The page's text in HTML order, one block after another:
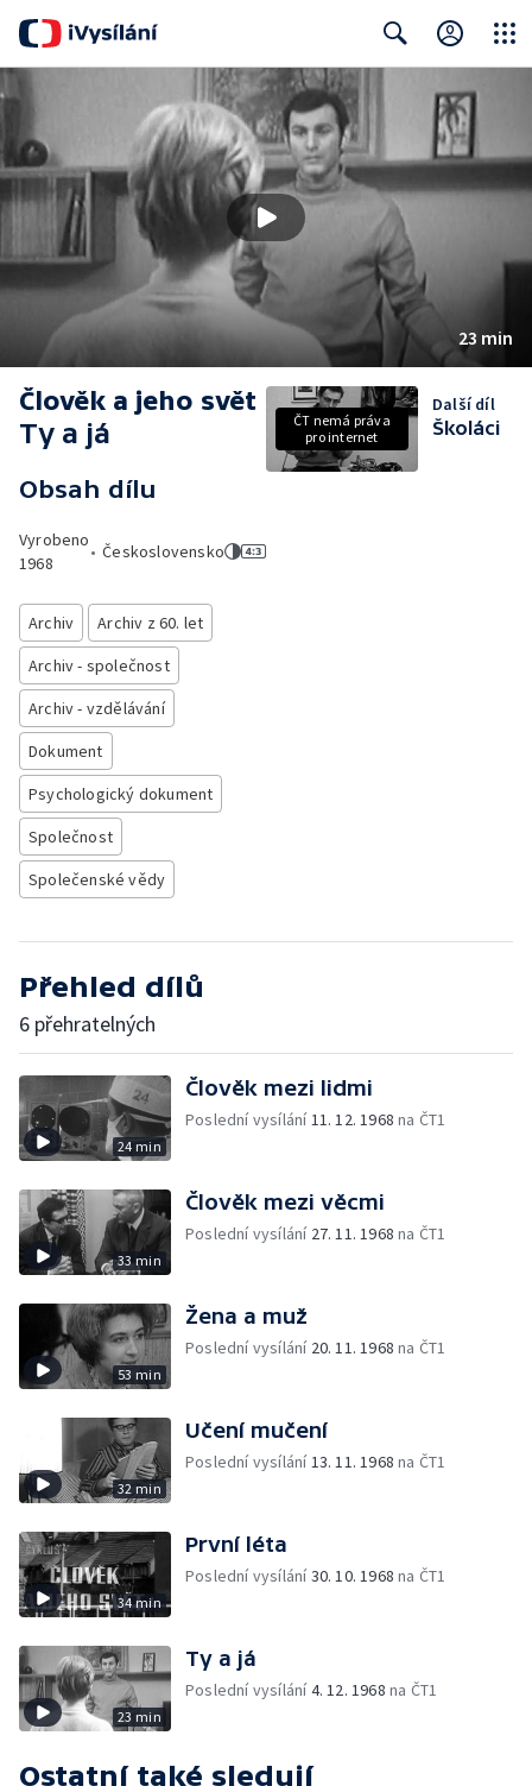
23 min
Člověk a jeho svět
Ty a já
Obsah dílu
Vyrobeno
1968
• Československo
Archiv
Archiv z 60. let
Archiv - společnost
Archiv - vzdělávání
Dokument
Psychologický dokument
Společnost
Společenské vědy
ČT nemá práva
pro internet
Další díl
Školáci
Přehled dílů
6 přehratelných
24 min
Člověk mezi lidmi
Poslední vysílání11. 12. 1968 na ČT1
33 min
Člověk mezi věcmi
Poslední vysílání 27. 11. 1968 na ČT1
53 min
Žena a muž
Poslední vysílání 20. 11. 1968 na ČT1
32 min
Učení mučení
Poslední vysílání13. 11. 1968 na ČT1
34 min
První léta
Poslední vysílání30. 10. 1968 na ČT1
23 min
Ty a já
Poslední vysílání4. 12. 1968 na ČT1
Ostatní také sledují